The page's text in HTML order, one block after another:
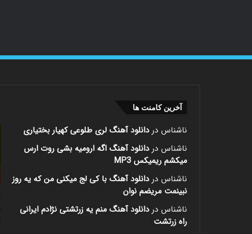
آخرین کامنت ها
ناشناس در دانلود آهنگ لری طلوعی کهیار بختیاری
ناشناس در دانلود آهنگ اگه ارومیه بشی روت ارس
میکشم ریمیکس MP3
ناشناس در دانلود آهنگ با کی لج میکنی من که یه روز
نبینمت مریضم نوان
ناشناس در دانلود آهنگ منم یه زرتشتی نژادم ایرانی
راه زرتشت